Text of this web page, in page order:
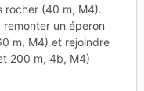
rocher (40 m, M4).
un éperon
m, M4) et rejoindre
200 m, 4b, M4)